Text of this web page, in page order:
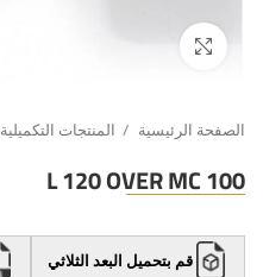
الصفحة الرئيسية المنتجات التكميلية
L 120 OVER MC 100
قم بتحميل البعد الثلاثي